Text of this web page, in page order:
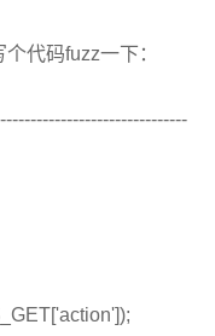
代码fuzz一下：